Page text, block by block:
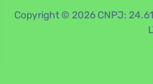
Copyright © 2026 CNPJ: